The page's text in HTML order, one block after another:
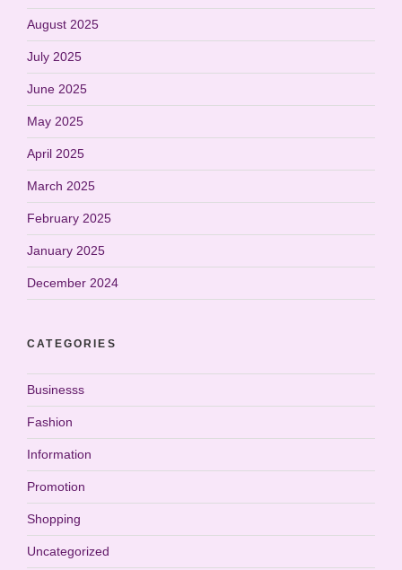
August 2025
July 2025
June 2025
May 2025
April 2025
March 2025
February 2025
January 2025
December 2024
CATEGORIES
Businesss
Fashion
Information
Promotion
Shopping
Uncategorized